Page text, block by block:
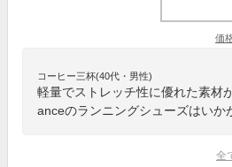
価
コーヒー三杯(40代・男性)
軽量でストレッチ性に優れた素材
anceのランニングシューズはいか
全